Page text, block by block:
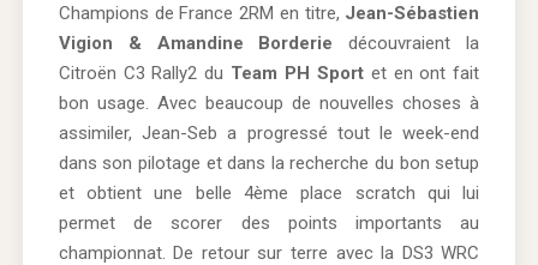
Champions de France 2RM en titre, Jean-Sébastien
Vigion & Amandine Borderie découvraient la
Citroën C3 Rally2 du Team PH Sportet en ont fait
bon usage. Avec beaucoup de nouvelles choses à
assimiler, Jean-Seb a progressé tout le week-end
dans son pilotage et dans la recherche du bon setup
et obtient une belle 4ème place scratch qui lui
permet de scorer des points importants au
championnat. De retour sur terre avec la DS3 WRC